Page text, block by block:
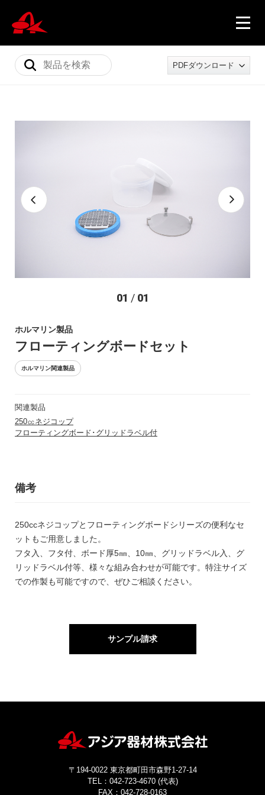
会社概要
〒194-0022 東京都町田市森野1-27-14
TEL：042-723-4670 (代表)
FAX：042-728-0163
PDFダウンロード
01 / 01
ホルマリン製品
フローティングボードセット
ホルマリン関連製品
関連製品
250㏄ネジコップ
フローティングボード･グリッドラベル付
備考
250ccネジコップとフローティングボードシリーズの便利なセ
ットもご用意しました。
フタ入、フタ付、ボード厚5㎜、10㎜、グリッドラベル入、グ
リッドラベル付等、様々な組み合わせが可能です。特注サイズ
での作製も可能ですので、ぜひご相談ください。
サンプル請求
〒194-0022 東京都町田市森野1-27-14
TEL：042-723-4670 (代表)
FAX：042-728-0163